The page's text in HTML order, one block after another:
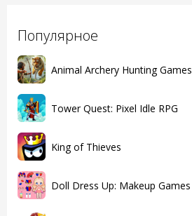
Популярное
Animal Archery Hunting Games
Tower Quest: Pixel Idle RPG
King of Thieves
Doll Dress Up: Makeup Games